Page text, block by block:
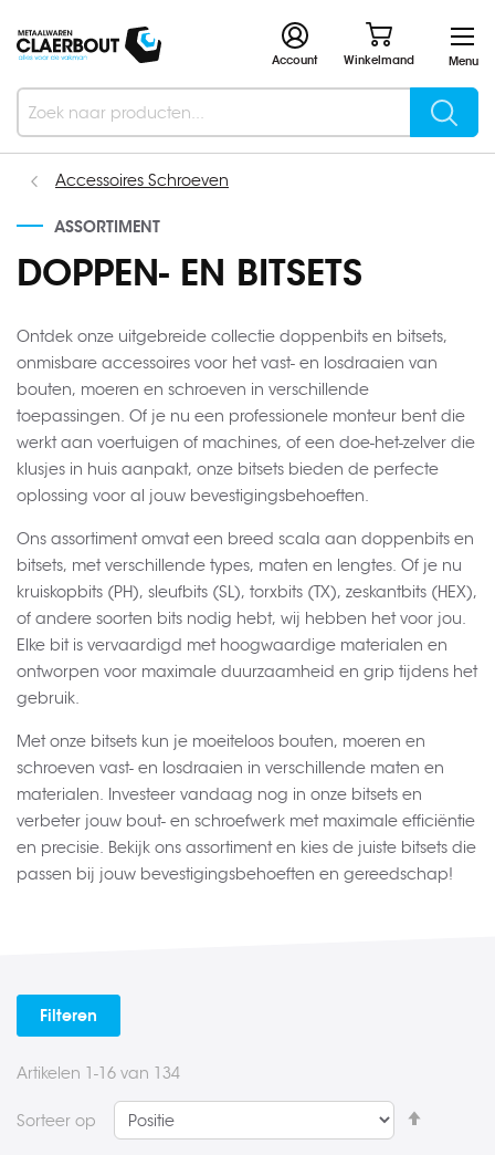
Menu
Winkelmand
Account
Search
Accessoires Schroeven
ASSORTIMENT
DOPPEN- EN BITSETS
Ontdek onze uitgebreide collectie doppenbits en bitsets,
onmisbare accessoires voor het vast- en losdraaien van
bouten, moeren en schroeven in verschillende
toepassingen. Of je nu een professionele monteur bent die
werkt aan voertuigen of machines, of een doe-het-zelver die
klusjes in huis aanpakt, onze bitsets bieden de perfecte
oplossing voor al jouw bevestigingsbehoeften.
Ons assortiment omvat een breed scala aan doppenbits en
bitsets, met verschillende types, maten en lengtes. Of je nu
kruiskopbits (PH), sleufbits (SL), torxbits (TX), zeskantbits (HEX),
of andere soorten bits nodig hebt, wij hebben het voor jou.
Elke bit is vervaardigd met hoogwaardige materialen en
ontworpen voor maximale duurzaamheid en grip tijdens het
gebruik.
Met onze bitsets kun je moeiteloos bouten, moeren en
schroeven vast- en losdraaien in verschillende maten en
materialen. Investeer vandaag nog in onze bitsets en
verbeter jouw bout- en schroefwerk met maximale efficiëntie
en precisie. Bekijk ons assortiment en kies de juiste bitsets die
passen bij jouw bevestigingsbehoeften en gereedschap!
Artikelen 1-16 van 134
Sorteer op
Filteren